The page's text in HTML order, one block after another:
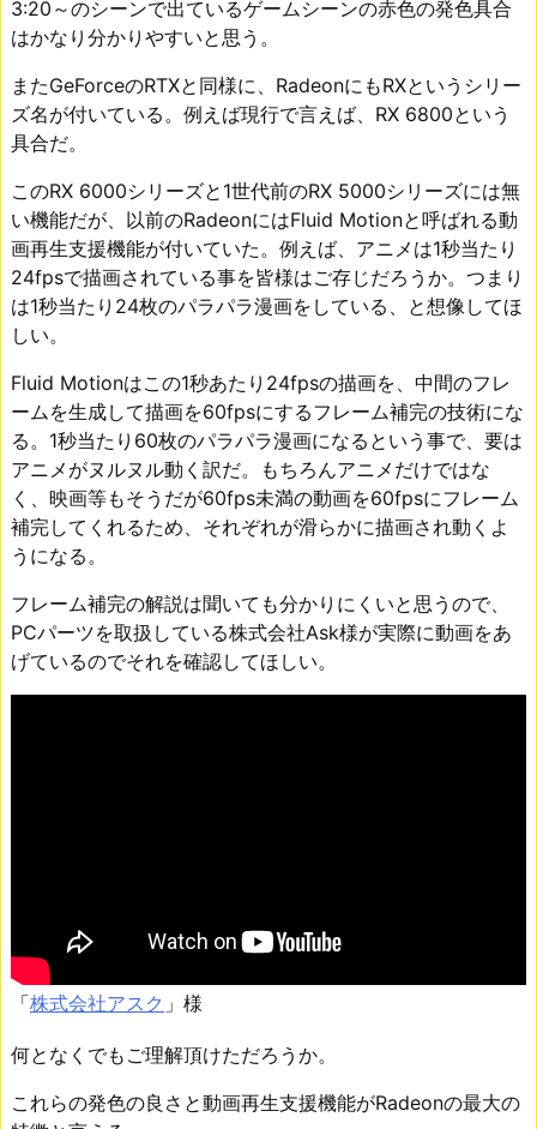
3:20～のシーンで出ているゲームシーンの赤色の発色具合
はかなり分かりやすいと思う。
またGeForceのRTXと同様に、RadeonにもRXというシリー
ズ名が付いている。例えば現行で言えば、RX 6800という
具合だ。
このRX 6000シリーズと1世代前のRX 5000シリーズには無
い機能だが、以前のRadeonにはFluid Motionと呼ばれる動
画再生支援機能が付いていた。例えば、アニメは1秒当たり
24fpsで描画されている事を皆様はご存じだろうか。つまり
は1秒当たり24枚のパラパラ漫画をしている、と想像してほ
しい。
Fluid Motionはこの1秒あたり24fpsの描画を、中間のフレ
ームを生成して描画を60fpsにするフレーム補完の技術にな
る。1秒当たり60枚のパラパラ漫画になるという事で、要は
アニメがヌルヌル動く訳だ。もちろんアニメだけではな
く、映画等もそうだが60fps未満の動画を60fpsにフレーム
補完してくれるため、それぞれが滑らかに描画され動くよ
うになる。
フレーム補完の解説は聞いても分かりにくいと思うので、
PCパーツを取扱している株式会社Ask様が実際に動画をあ
げているのでそれを確認してほしい。
「株式会社アスク 」様
何となくでもご理解頂けただろうか。
これらの発色の良さと動画再生支援機能がRadeonの最大の